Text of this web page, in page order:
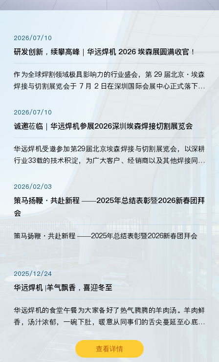
2026/07/10
研发创新，续攀高峰｜华远焊机 2026 埃森展圆满收官！
作为全球焊割领域极具影响力的行业盛会，第 29 届北京・埃森
焊接与切割展览会于 7 月 2 日在深圳国际会展中心正式落下帷
标准，持之以恒研发新产品、新技术。新老客户、行业伙伴、
海内外客户为目睹公司发布的新产…
2026/07/10
诚邀莅临｜华远焊机参展2026深圳埃森焊接切割展览会
华远焊机受邀参加第29届北京埃森焊接与切割展览会，以深耕
行业33载的技术积淀，为广大客户、经销商以及其他焊接同仁
2026/02/03
策马扬鞭・共赴新程 ——2025年总结表彰暨2026新春团拜
会
策马扬鞭・共赴新程 ——2025年总结表彰暨2026新春团拜会
2025/12/24
华远焊机 |羊气飘香，喜迎冬至
华远焊机的食堂午餐为大家备好了热气腾腾的羊肉汤。羊肉鲜
香，汤汁浓郁，一碗下肚，暖意从同事们的舌尖蔓延至心底。
查看详情